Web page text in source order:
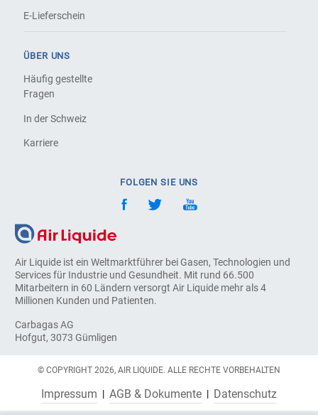
Air Liquide ist ein Weltmarktführer bei Gasen, Technologien und
Services für Industrie und Gesundheit. Mit rund 66.500
Mitarbeitern in 60 Ländern versorgt Air Liquide mehr als 4
Millionen Kunden und Patienten.
Carbagas AG
Hofgut, 3073 Gümligen
E-Lieferschein
ÜBER UNS
Häufig gestellte
Fragen
In der Schweiz
Karriere
FOLGEN SIE UNS
© COPYRIGHT 2026, AIR LIQUIDE. ALLE RECHTE VORBEHALTEN
Impressum AGB & Dokumente Datenschutz